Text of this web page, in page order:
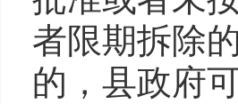
者限期拆除
的，县政府